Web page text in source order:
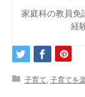
家庭科の教員免
経
子育て, 子育てを